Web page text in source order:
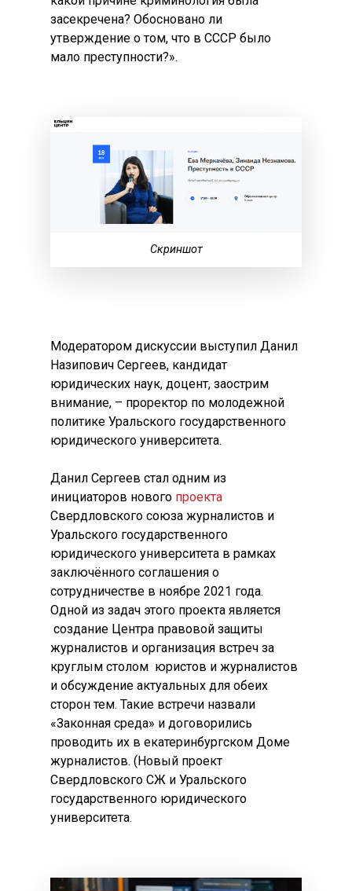
засекречена? Обосновано ли
утверждение о том, что в СССР было
мало преступности?».
Скриншот
Модератором дискуссии выступил Данил
Назипович Сергеев, кандидат
юридических наук, доцент, заострим
внимание, – проректор по молодежной
политике Уральского государственного
юридического университета.
Данил Сергеев стал одним из
инициаторов нового проекта
Свердловского союза журналистов и
Уральского государственного
юридического университета в рамках
заключённого соглашения о
сотрудничестве в ноябре 2021 года.
Одной из задач этого проекта является
создание Центра правовой защиты
журналистов и организация встреч за
круглым столом юристов и журналистов
и обсуждение актуальных для обеих
сторон тем. Такие встречи назвали
«Законная среда» и договорились
проводить их в екатеринбургском Доме
журналистов. (Новый проект
Свердловского СЖ и Уральского
государственного юридического
университета.